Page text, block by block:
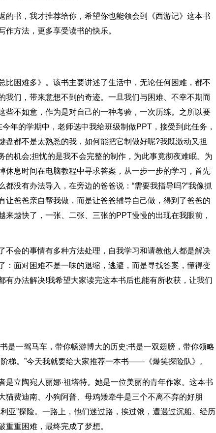
的书，我才推荐给你，希望你也能领会到《西游记》这本书
方法，更多享受读书的快乐。
困难多》。该书主要讲述了生活中，无论任何困难，都不
我们，带来意想不到的奇迹。一旦我们与困难、不幸不期而
些不如意，作为是对自己的一种考验，一次历练。之所以要
年的学期中，老师选中我给班级制做PPT，接受到此任务，
盘都不是太熟悉的我，如何能把它制做好呢?我既激动又担
的机会;担忧的是我不会完整的制作，为此事竟彻夜难眠。为
休息时间在电脑教程中寻求答案，从一步一步的学习，首先
没有办法导入，在旁边的爸爸说：“需要我指导吗?”我像抓
让爸爸亲自帮我做，而是让爸爸辅导自己做，得到了爸爸的
越快了，一张、二张、三张的PPT慢慢的出现在我眼前，
不会的事情有多种方法处理，自我学习和请教他人都是解决
：面对困难不是一味的退缩，逃避，而是寻找答案，懂得变
有办法解决!我希望大家读完这本书后也能有所收获，让我们
是一驾马车，带你畅游博大的历史;书是一双翅膀，带你领略
梯。”今天我就要给大家推荐一本书——《爆笑探险队》。
是立陶宛人丽娜·祖塔特。她是一位美丽的青年作家。这本书
猫费迪南、小狗阿普、母鸡矮牵牛是三个不离不弃的好朋
亚”探险。一路上，他们迷过路，挨过饿，遭遇过沉船。经历
重困难，最终完成了梦想。